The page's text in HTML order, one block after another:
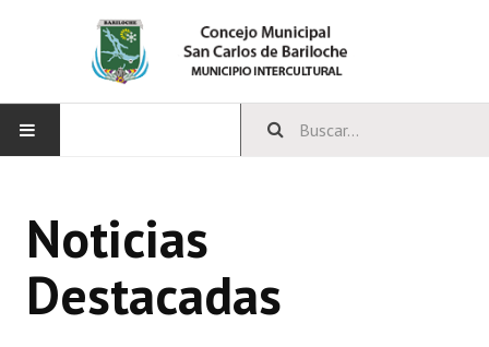
CONCEJO
Bloques Políticos
Noticias
Destacadas